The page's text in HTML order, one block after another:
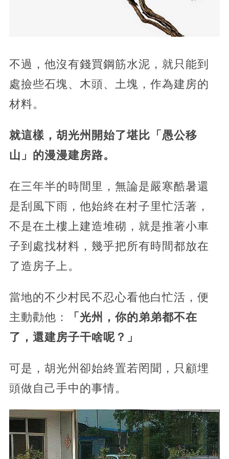
不過，他沒有錢買鋼筋水泥，就只能到
處撿些石塊、木頭、土塊，作為建房的
材料。
就這樣，胡光州開始了堪比「愚公移
山」的漫漫建房路。
在三年半的時間里，無論是嚴寒酷暑還
是刮風下雨，他始終在村子里忙活著，
不是在土樓上建造堆砌，就是推著小車
子到處找材料，幾乎把所有時間都放在
了造房子上。
當地的不少村民不忍心看他白忙活，便
主動勸他：
「光州，你的弟弟都不在
了，還建房子干啥呢？」
可是，胡光州卻始終置若罔聞，只顧埋
頭做自己手中的事情。